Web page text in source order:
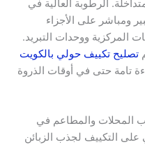
الرطوبة العالية في
ومباشر على الأجزاء
المركزية ووحدات التبريد.
تصليح تكييف حولي بالكويت
تامة حتى في أوقات الذروة
المحلات والمطاعم في
التكييف لجذب الزبائن